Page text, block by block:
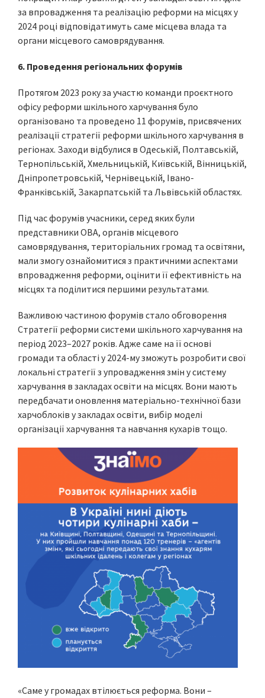
за впровадження та реалізацію реформи на місцях у
2024 році відповідатимуть саме місцева влада та
органи місцевого самоврядування.
6. Проведення регіональних форумів
Протягом 2023 року за участю команди проєктного
офісу реформи шкільного харчування було
організовано та проведено 11 форумів, присвячених
реалізації стратегії реформи шкільного харчування в
регіонах. Заходи відбулися в Одеській, Полтавській,
Тернопільській, Хмельницькій, Київській, Вінницькій,
Дніпропетровській, Чернівецькій, Івано-
Франківській, Закарпатській та Львівській областях.
Під час форумів учасники, серед яких були
представники ОВА, органів місцевого
самоврядування, територіальних громад та освітяни,
мали змогу ознайомитися з практичними аспектами
впровадження реформи, оцінити її ефективність на
місцях та поділитися першими результатами.
Важливою частиною форумів стало обговорення
Стратегії реформи системи шкільного харчування на
період 2023–2027 років. Адже саме на її основі
громади та області у 2024-му зможуть розробити свої
локальні стратегії з упровадження змін у систему
харчування в закладах освіти на місцях. Вони мають
передбачати оновлення матеріально-технічної бази
харчоблоків у закладах освіти, вибір моделі
організації харчування та навчання кухарів тощо.
«Саме у громадах втілюється реформа. Вони –